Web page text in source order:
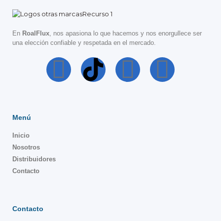
En RoalFlux, nos apasiona lo que hacemos y nos enorgullece ser
una elección confiable y respetada en el mercado.
Menú
Inicio
Nosotros
Distribuidores
Contacto
Contacto